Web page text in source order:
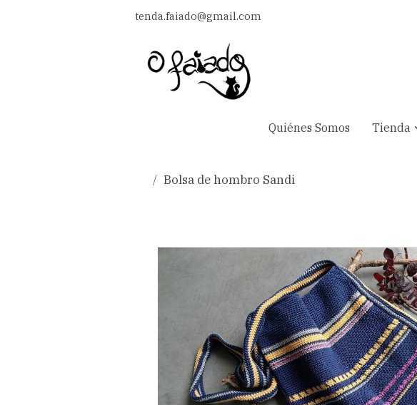
tenda.faiado@gmail.com
Quiénes Somos Tienda
Bolsa de hombro Sandi